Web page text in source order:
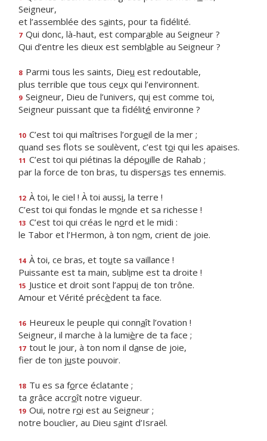
Seigneur,
et l’assemblée des saints, pour ta fidélité.
7 Qui donc, là-haut, est comparable au Seigneur ?
Qui d’entre les dieux est semblable au Seigneur ?
8 Parmi tous les saints, Dieu est redoutable,
plus terrible que tous ceux qui l’environnent.
9 Seigneur, Dieu de l’univers, qui est comme toi,
Seigneur puissant que ta fidélité environne ?
10 C’est toi qui maîtrises l’orgueil de la mer ;
quand ses flots se soulèvent, c’est toi qui les apaises.
11 C’est toi qui piétinas la dépouille de Rahab ;
par la force de ton bras, tu dispersas tes ennemis.
12 À toi, le ciel ! À toi aussi, la terre !
C’est toi qui fondas le monde et sa richesse !
13 C’est toi qui créas le nord et le midi :
le Tabor et l’Hermon, à ton nom, crient de joie.
14 À toi, ce bras, et toute sa vaillance !
Puissante est ta main, sublime est ta droite !
15 Justice et droit sont l’appui de ton trône.
Amour et Vérité précèdent ta face.
16 Heureux le peuple qui connaît l’ovation !
Seigneur, il marche à la lumière de ta face ;
17 tout le jour, à ton nom il danse de joie,
fier de ton juste pouvoir.
18 Tu es sa force éclatante ;
ta grâce accroît notre vigueur.
19 Oui, notre roi est au Seigneur ;
notre bouclier, au Dieu saint d’Israël.